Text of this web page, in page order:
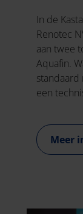
In de
Renotec
aan twee
Aquafin.
een
Meer